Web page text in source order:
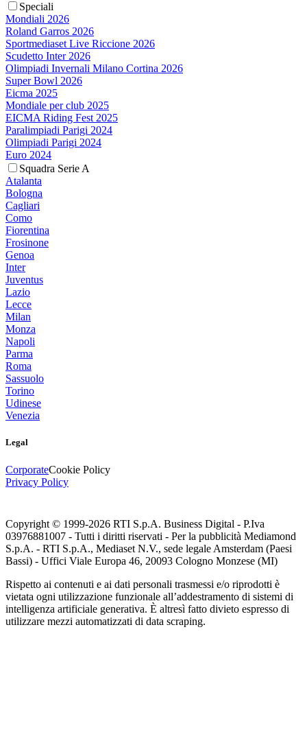
Speciali
Mondiali 2026
Roland Garros 2026
Sportmediaset Live Riccione 2026
Scudetto Inter 2026
Olimpiadi Invernali Milano Cortina 2026
Super Bowl 2026
Eicma 2025
Mondiale per club 2025
EICMA Riding Fest 2025
Paralimpiadi Parigi 2024
Olimpiadi Parigi 2024
Euro 2024
Squadra Serie A
Atalanta
Bologna
Cagliari
Como
Fiorentina
Frosinone
Genoa
Inter
Juventus
Lazio
Lecce
Milan
Monza
Napoli
Parma
Roma
Sassuolo
Torino
Udinese
Venezia
Legal
CorporateCookie Policy
Privacy Policy
Copyright © 1999-2026 RTI S.p.A. Business Digital - P.Iva
03976881007 - Tutti i diritti riservati - Per la pubblicità Mediamond
S.p.A. - RTI S.p.A., Mediaset N.V., sede legale Amsterdam (Paesi
Bassi) - Uffici Viale Europa 46, 20093 Cologno Monzese (MI)
Rispetto ai contenuti e ai dati personali trasmessi e/o riprodotti è
vietata ogni utilizzazione funzionale all’addestramento di sistemi di
intelligenza artificiale generativa. È altresì fatto divieto espresso di
utilizzare mezzi automatizzati di data scraping.